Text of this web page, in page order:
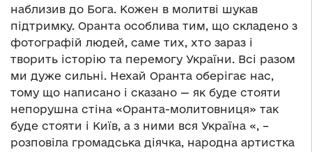
наблизив до Бога. Кожен в молитві шукав
підтримку. Оранта особлива тим, що складено з
фотографій людей, саме тих, хто зараз і
творить історію та перемогу України. Всі разом
ми дуже сильні. Нехай Оранта оберігає нас,
тому що написано і сказано — як буде стояти
непорушна стіна «Оранта-молитовниця» так
буде стояти і Київ, а з ними вся Україна «, –
розповіла громадська діячка, народна артистка